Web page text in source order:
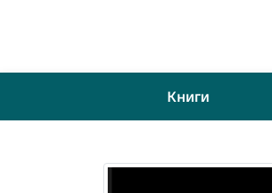
Книги